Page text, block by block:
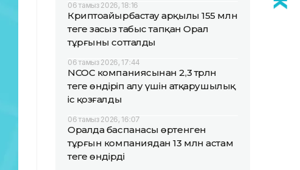
06 тамыз 2026, 18:16
Криптоайырбастау арқылы 155 млн
теңге заңсыз табыс тапқан Орал
тұрғыны сотталды
06 тамыз 2026, 17:44
NCOC компаниясынан 2,3 трлн
теңге өндіріп алу үшін атқарушылық
іс қозғалды
06 тамыз 2026, 16:07
Оралда баспанасы өртенген
тұрғын компаниядан 13 млн астам
теңге өндірді